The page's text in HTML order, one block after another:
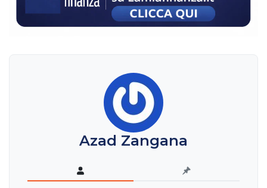
Azad Zangana